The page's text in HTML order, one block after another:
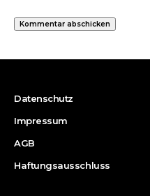
Datenschutz
Impressum
AGB
Haftungsausschluss